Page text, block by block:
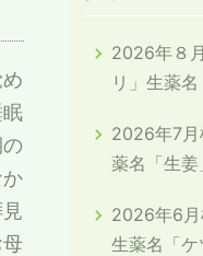
2026年８
リ」生薬名
2026年7月
薬名「生姜
2026年6月
生薬名「ケ